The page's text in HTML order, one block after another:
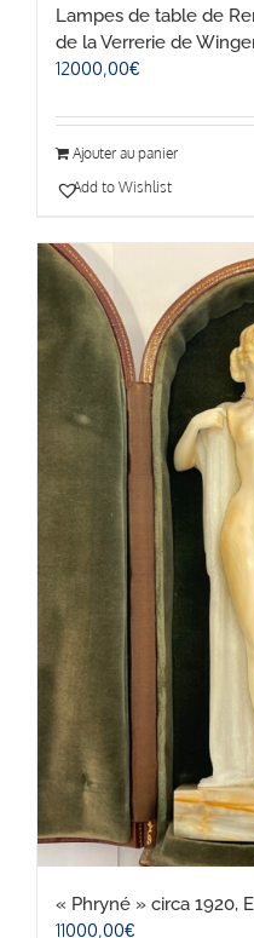
Lampes de table de
de la Verrerie de
12000,00€
Ajouter au panier
Add to Wishlist
« Phryné » circa 1920,
11000,00€